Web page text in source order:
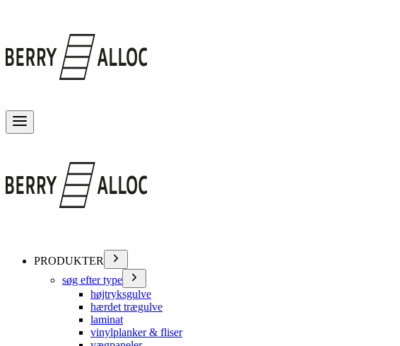
PRODUKTER
søg efter type
højtryksgulve
hærdet trægulve
laminat
vinylplanker & fliser